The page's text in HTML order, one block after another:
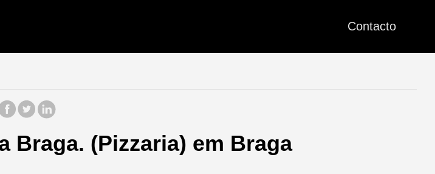
Contacto
Braga. (Pizzaria) em Braga